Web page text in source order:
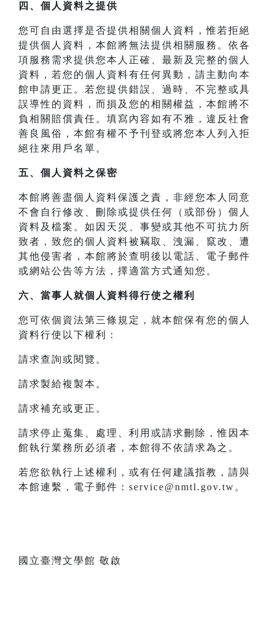
四、 個人資料之提供
您可自由選擇是否提供相關個人資料，惟若拒絕
提供個人資料，本館將無法提供相關服務。依各
項服務需求提供您本人正確、最新及完整的個人
資料，若您的個人資料有任何異動，請主動向本
館申請更正。若您提供錯誤、過時、不完整或具
誤導性的資料，而損及您的相關權益，本館將不
負相關賠償責任。填寫內容如有不雅，違反社會
善良風俗，本館有權不予刊登或將您本人列入拒
絕往來用戶名單。
五、個人資料之保密
本館將善盡個人資料保護之責，非經您本人同意
不會自行修改、刪除或提供任何（或部份）個人
資料及檔案。如因天災、事變或其他不可抗力所
致者，致您的個人資料被竊取、洩漏、竄改、遭
其他侵害者，本館將於查明後以電話、電子郵件
或網站公告等方法，擇適當方式通知您。
六、當事人就個人資料得行使之權利
您可依個資法第三條規定，就本館保有您的個人
資料行使以下權利：
請求查詢或閱覽。
請求製給複製本。
請求補充或更正。
請求停止蒐集、處理、利用或請求刪除，惟因本
館執行業務所必須者，本館得不依請求為之。
若您欲執行上述權利，或有任何建議指教，請與
本館連繫，電子郵件：service@nmtl.gov.tw。
國立臺灣文學館 敬啟